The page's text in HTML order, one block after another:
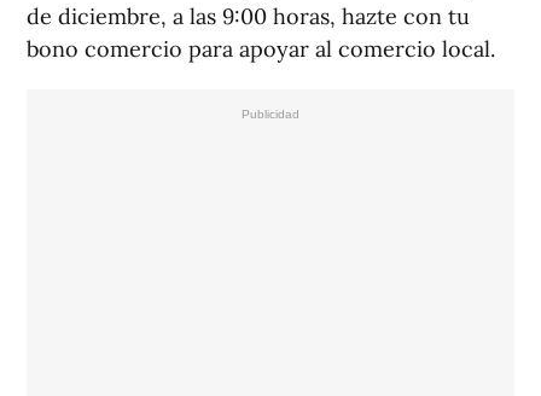
de diciembre, a las 9:00 horas, hazte con tu
bono comercio para apoyar al comercio local.